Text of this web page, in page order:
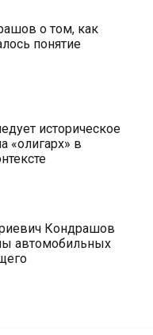
о том, как
понятие
историческое
«олигарх» в
Кондрашов
автомобильных